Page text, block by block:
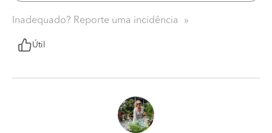
Inadequado? Reporte uma incidência
Útil